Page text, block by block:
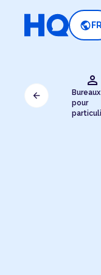
public FR
person
Bureaux
pour
arrow_back